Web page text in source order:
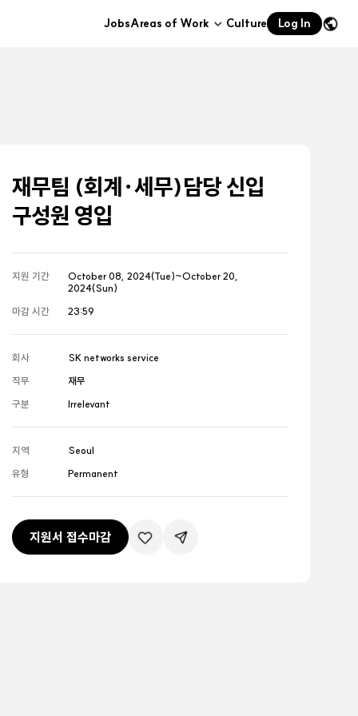
JobsAreas of Work
하위메뉴
Culture Log In
재무팀 (회계·세무)담당 신입
구성원 영입
지원 기간
October 08, 2024(Tue)~October 20,
2024(Sun)
마감 시간
23:59
회사
SK networks service
직무
재무
구분
Irrelevant
지역
Seoul
유형
Permanent
지원서 접수마감 관심공고등록공유하기버튼